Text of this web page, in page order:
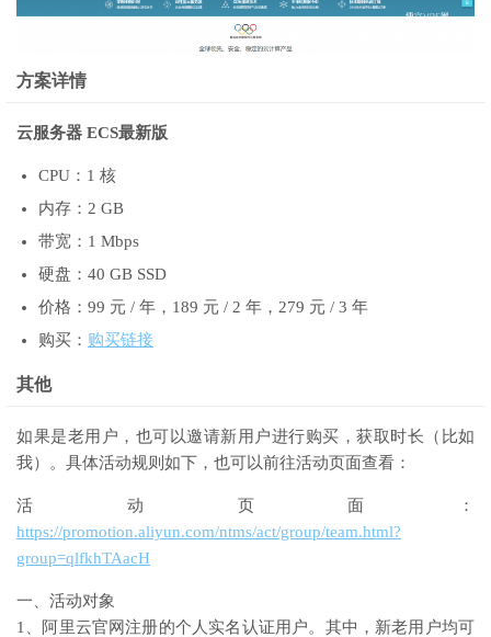
方案详情
云服务器 ECS最新版
CPU：1 核
内存：2 GB
带宽：1 Mbps
硬盘：40 GB SSD
价格：99 元 / 年，189 元 / 2 年，279 元 / 3 年
购买： 购买链接
其他
如果是老用户，也可以邀请新用户进行购买，获取时长（比如
我）。具体活动规则如下，也可以前往活动页面查看：
活动页面：
https://promotion.aliyun.com/ntms/act/group/team.html?
group=qlfkhTAacH
一、活动对象
1、阿里云官网注册的个人实名认证用户。其中，新老用户均可